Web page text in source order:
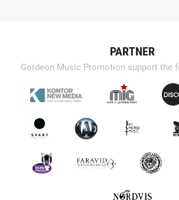
PARTNER
Gordeon Music Promotion support the